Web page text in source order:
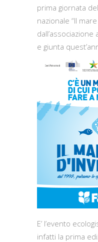
prima giornata
nazionale “Il
e giunta
E’ l’evento
infatti la prima